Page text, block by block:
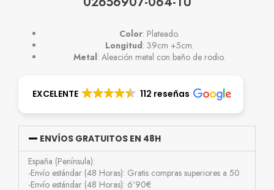
Color: Plateado.
Longitud: 39cm +5cm.
Metal: Aleación metal con baño de rodio.
EXCELENTE 112 reseñas
ENVÍOS GRATUITOS EN 48H
España (Península):
-Envío estándar (48 Horas): Gratis compras superiores a 50
-Envío estándar (48 Horas): 6’90€